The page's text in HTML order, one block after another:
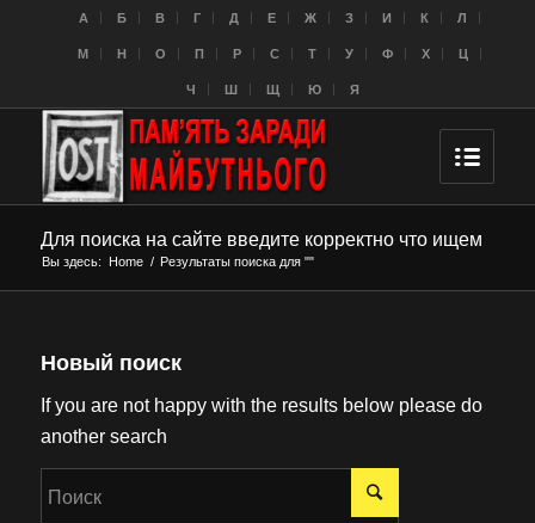
A Б В Г Д Е Ж З И К Л
M Н О П Р С Т У Ф Х Ц
Ч Ш Щ Ю Я
Для поиска на сайте введите корректно что ищем
Вы здесь: Home / Результаты поиска для ""
Новый поиск
If you are not happy with the results below please do
another search